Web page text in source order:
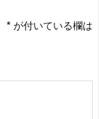
* が付いている欄は